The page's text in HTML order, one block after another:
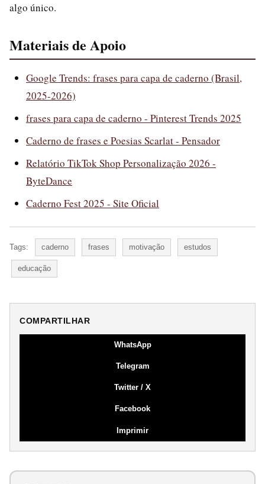
algo único.
Materiais de Apoio
Google Trends: frases para capa de caderno (Brasil,
2025-2026)
frases para capa de caderno - Pinterest Trends 2025
Caderno de frases e Poesias Scarlat - Pensador
Relatório TikTok Shop Personalização 2026 -
ByteDance
Caderno Fest 2025 - Site Oficial
Tags: caderno frases motivação estudos
educação
COMPARTILHAR
WhatsApp
Telegram
Twitter / X
Facebook
Imprimir